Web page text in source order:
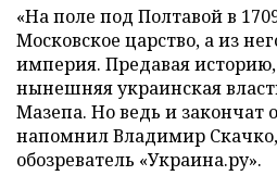
«На поле под Полтавой в
Московское царство, а из
империя. Предавая
нынешняя украинская
Мазепа. Но ведь и закончат
напомнил Владимир
обозреватель «Украина.ру».